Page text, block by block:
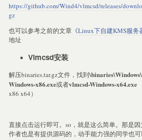
https://github.com/Wind4/vlmcsd/releases/
gz
也可以参考之前的文章《Linux下自建KMS服务
地址
Vlmcsd安装
解压binaries.tar.gz文件，找到
Windows-x86.exe或者vlmcsd-Windows-x64.exe
x86 x64）
直接点击运行即可。so，就是这么简单。那是因
作者也是有提供源码的，动手能力强的同学也可